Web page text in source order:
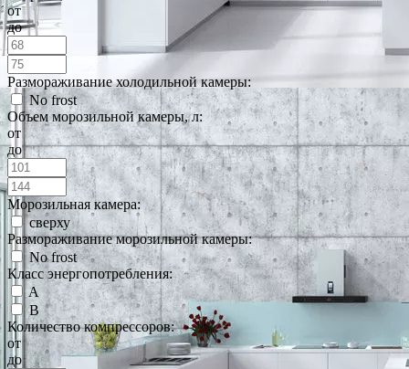
от
до
Размораживание холодильной камеры:
No frost
Объем морозильной камеры, л:
от
до
Морозильная камера:
сверху
Размораживание морозильной камеры:
No frost
Класс энергопотребления:
A
B
Количество компрессоров:
от
до